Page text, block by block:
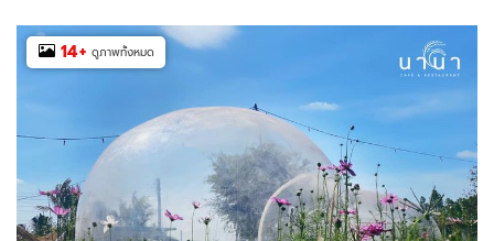
14+ ดูภาพทั้งหมด